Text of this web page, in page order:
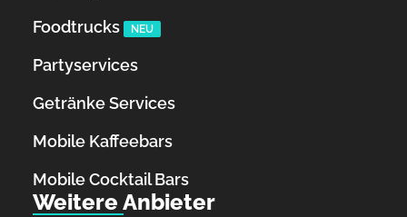
Foodtrucks
NEU
Partyservices
Getränke Services
Mobile Kaffeebars
Mobile Cocktail Bars
Weitere Anbieter